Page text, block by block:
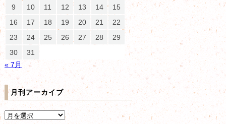
9
10 11 12 13 14
15
16
17 18 19 20 21
22
23
24 25 26 27 28
29
30
31
« 7月
月刊アーカイブ